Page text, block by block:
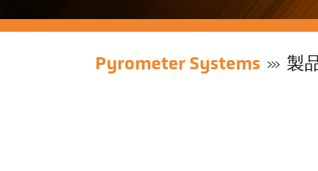
Pyrometer Systems 製